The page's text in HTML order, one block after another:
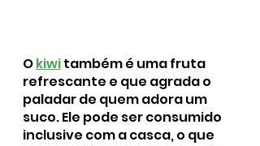
O kiwi também é uma fruta
refrescante e que agrada o
paladar de quem adora um
suco. Ele pode ser consumido
inclusive com a casca, o que